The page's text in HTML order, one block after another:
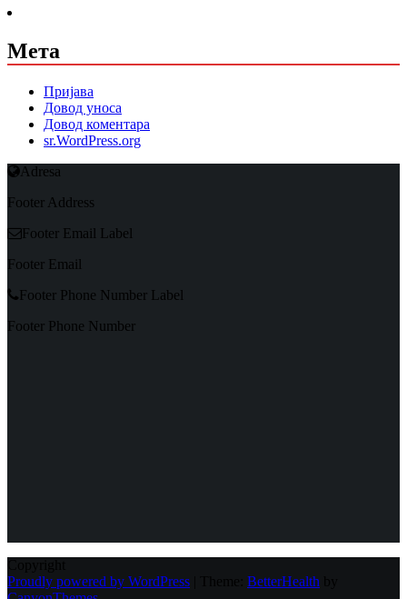
Мета
Пријава
Довод уноса
Довод коментара
sr.WordPress.org
Adresa
Footer Address
Footer Email Label
Footer Email
Footer Phone Number Label
Footer Phone Number
Proudly powered by WordPress
BetterHealth